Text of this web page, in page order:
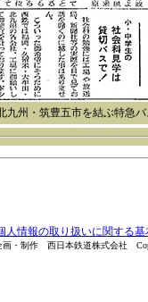
北九州・筑豊五市を結ぶ特急
人情報の取り扱いに関する基
・制作 西日本鉄道株式会社